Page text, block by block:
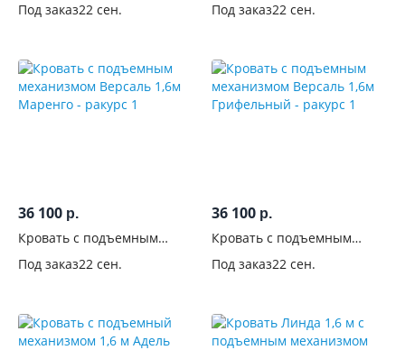
Шарли Бриз
Под заказ22 сен.
Эвкалипт
Под заказ22 сен.
36 100 р.
Кровать с подъемным
Маренго
Под заказ22 сен.
36 100 р.
Кровать с подъемным
Грифельный
Под заказ22 сен.